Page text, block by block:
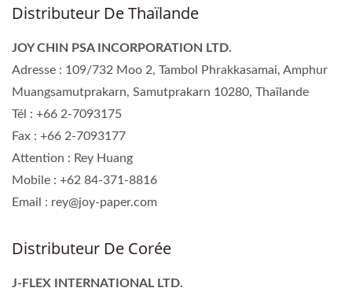
Distributeur De Thaïlande
JOY CHIN PSA INCORPORATION LTD.
Adresse : 109/732 Moo 2, Tambol Phrakkasamai, Amphur
Muangsamutprakarn, Samutprakarn 10280, Thaïlande
Tél : +66 2-7093175
Fax : +66 2-7093177
Attention : Rey Huang
Mobile : +62 84-371-8816
Email : rey@joy-paper.com
Distributeur De Corée
J-FLEX INTERNATIONAL LTD.